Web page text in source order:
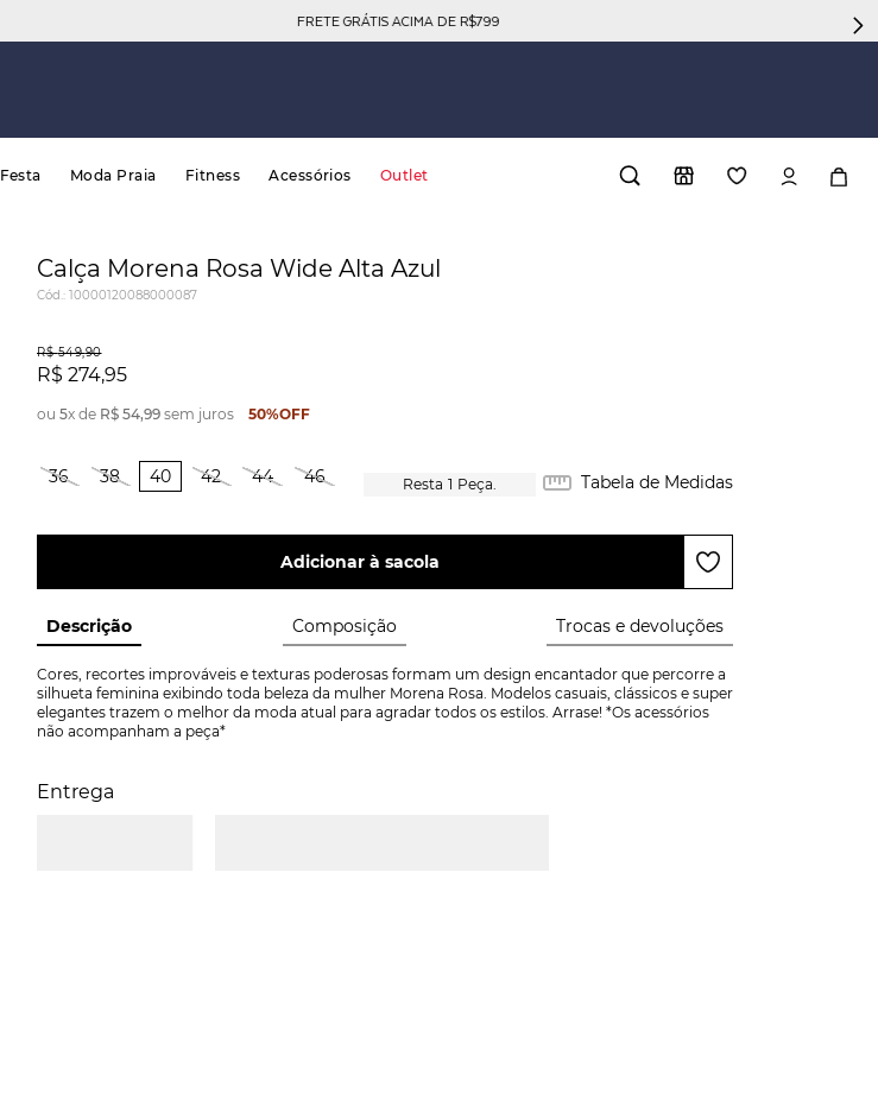
FRETE GRÁTIS ACIMA DE R$799
Festa Moda Praia Fitness Acessórios Outlet
Calça Morena Rosa Wide Alta Azul
Cód.: 10000120088000087
R$ 549,90
R$ 274,95
ou 5x de R$ 54,99 sem juros 50%OFF
36 38 40 42 44 46 1 Peça. Tabela de Medidas
Adicionar à sacola
Descrição Composição Trocas e devoluções
Cores, recortes improváveis e texturas poderosas formam um design encantador que percorre a
silhueta feminina exibindo toda beleza da mulher Morena Rosa. Modelos casuais, clássicos e super
elegantes trazem o melhor da moda atual para agradar todos os estilos. Arrase! *Os acessórios
não acompanham a peça*
Entrega